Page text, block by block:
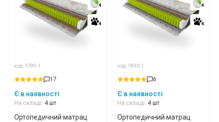
4
4
код: 1789-1
17
Є в наявності
На складі: 4 шт
4
4
Ортопедичний матрац
4
4
код: 1890-1
6
Є в наявності
На складі: 4 шт
4
4
Ортопедичний матрац